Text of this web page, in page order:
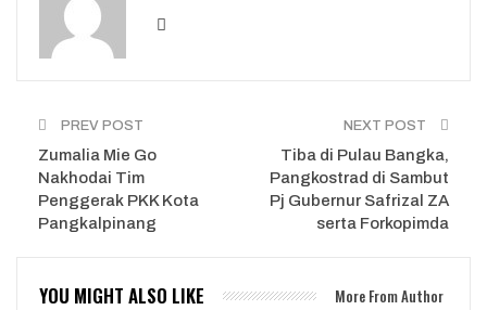
PREV POST
Zumalia Mie Go
Nakhodai Tim
Penggerak PKK Kota
Pangkalpinang
NEXT POST
Tiba di Pulau Bangka,
Pangkostrad di Sambut
Pj Gubernur Safrizal ZA
serta Forkopimda
YOU MIGHT ALSO LIKE More From Author